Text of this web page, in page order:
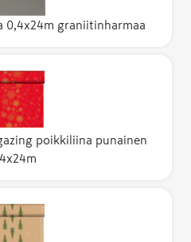
0,4x24m graniitinharmaa
poikkiliina punainen